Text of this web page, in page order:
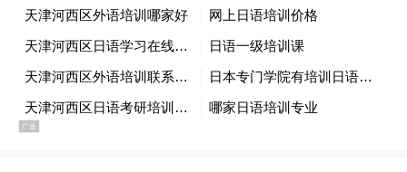
目前，来自全国10省22市区的参赛队伍已完
成赛前报到与适应性训练，选手们精神饱